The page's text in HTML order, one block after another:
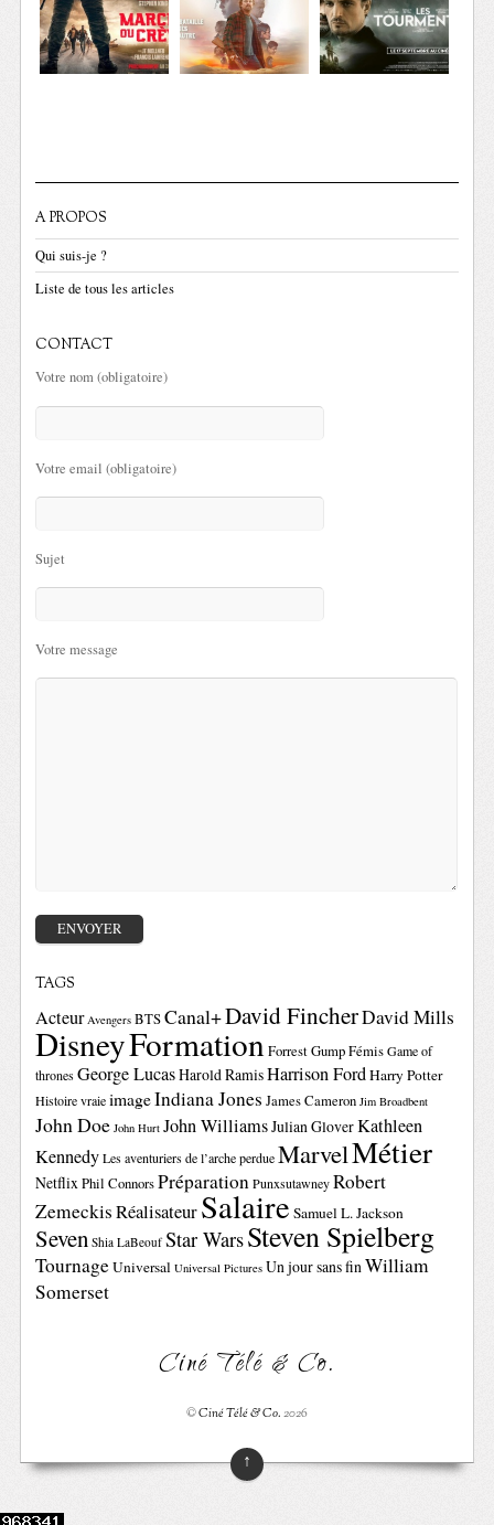
A PROPOS
Qui suis-je ?
Liste de tous les articles
CONTACT
Votre nom (obligatoire)
Votre email (obligatoire)
Sujet
Votre message
TAGS
Acteur Avengers BTSCanal+David FincherDavid Mills
DisneyFormationForrest GumpFémis Game of
thrones George LucasHarold RamisHarrison FordHarry Potter
Histoire vraie imageIndiana Jones James Cameron Jim Broadbent
John Doe John Hurt John WilliamsJulian GloverKathleen
Kennedy Les aventuriers de l’arche perdue MarvelMétier
NetflixPhil ConnorsPréparation Punxsutawney Robert
ZemeckisRéalisateurSalaire Samuel L. Jackson
Seven Shia LaBeouf Star WarsSteven Spielberg
TournageUniversal Universal Pictures Un jour sans finWilliam
Somerset
Ciné Télé & Co.
©Ciné Télé & Co.2026
↑